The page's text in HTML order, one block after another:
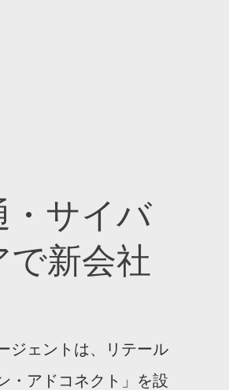
サイバ
新会社
ジェントは、リテール
・アドコネクト」を設